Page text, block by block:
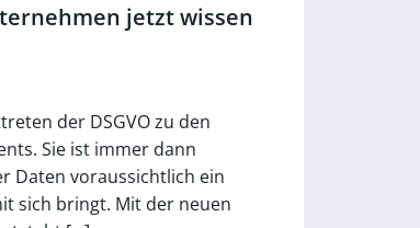
jetzt wissen
der DSGVO zu den
Sie ist immer dann
Daten voraussichtlich ein
sich bringt. Mit der neuen